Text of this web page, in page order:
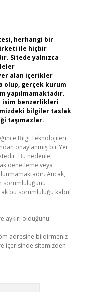
herhangi bir
ile hiçbir
Sitede yalnızca
alan içerikler
olup, gerçek kurum
yapılmamaktadır.
isim benzerlikleri
bilgiler taslak
taşımazlar.
Bilgi Teknolojileri
onaylanmış bir Yer
Bu nedenle,
denetleme veya
Ancak,
sorumluluğunu
bu sorumluluğu kabul
aykırı olduğunu
adresine bildirmeniz
içerisinde sitemizden